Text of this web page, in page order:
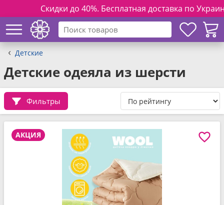
Скидки до 40%. Бесплатная доставка по
Детские
Детские одеяла из шерсти
Фильтры
АКЦИЯ